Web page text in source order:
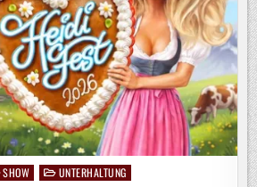
VOR
ABGRENZUNGSPROBLEMEN
UND
BÜROKRATIE
SHOW UNTERHALTUNG